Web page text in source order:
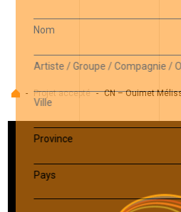
Accueil
- Projet accepté - CN – Ouimet
Nom
Artiste / Groupe / Compagnie /
Ville
Province
Pays